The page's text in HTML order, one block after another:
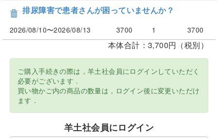
排尿障害で患者さんが困っていませんか？
2026/08/10〜2026/08/13 3700 1 3700
本体合計：3,700円（税別）
ご購入手続きの際は，羊土社会員にログインしていただく
必要がございます．
買い物かご内の商品の数量は，ログイン後に変更いただけ
ます．
羊土社会員にログイン